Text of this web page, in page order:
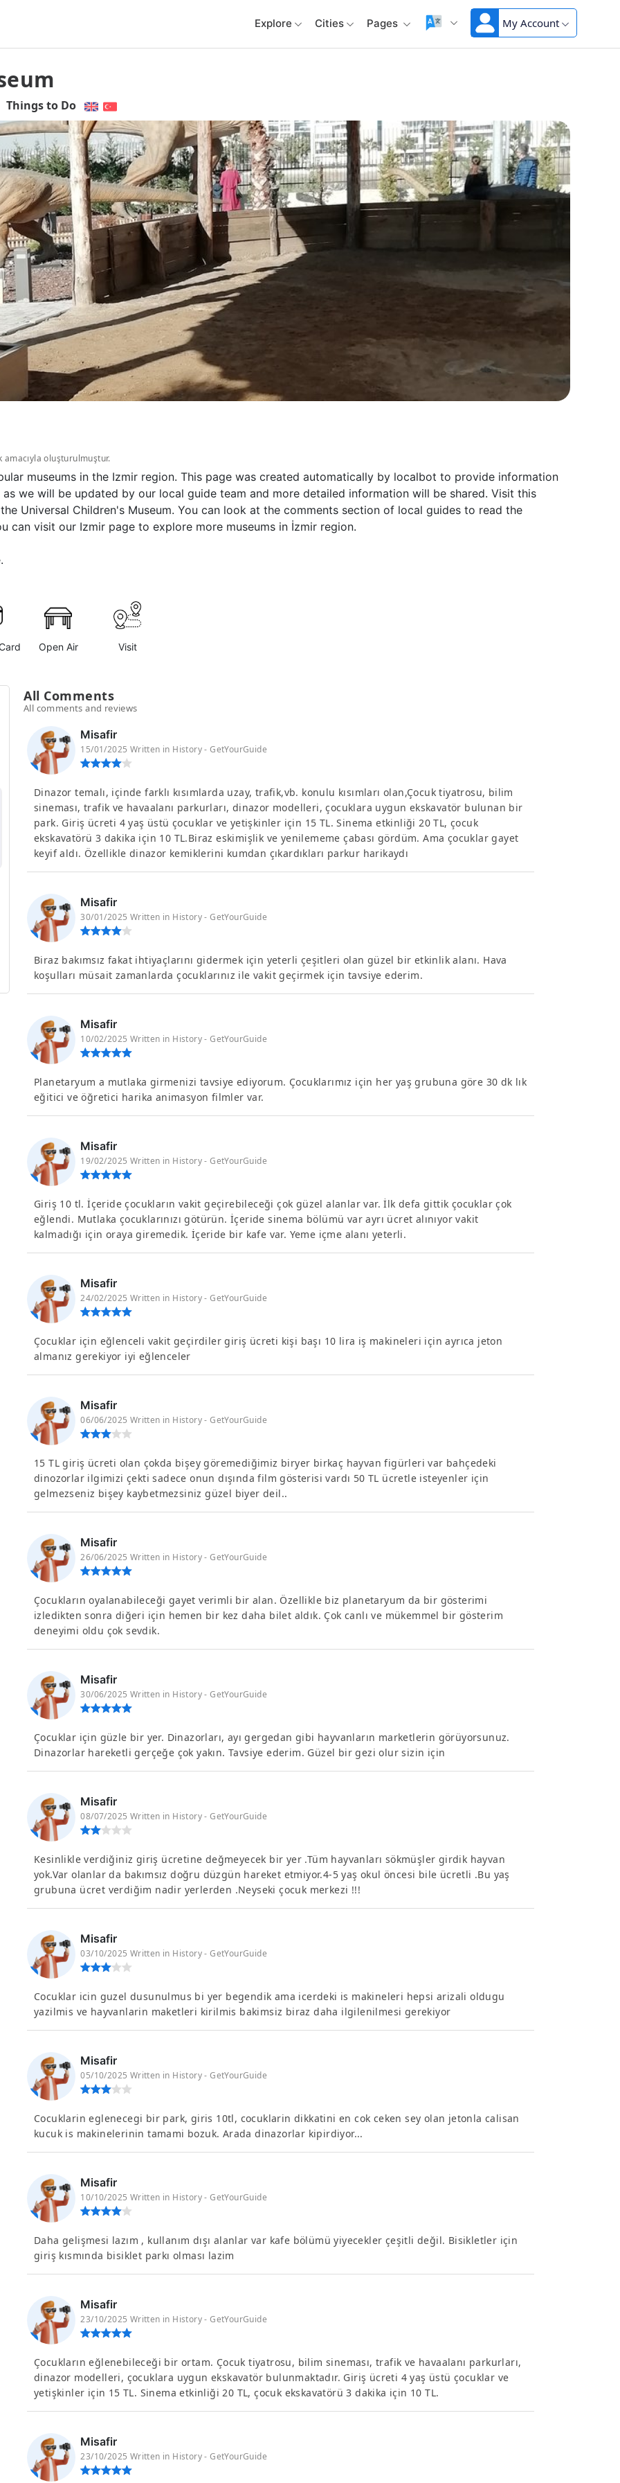
Explore Cities Pages My Account
Things to Do
oluşturulmuştur.
museums in the Izmir region. This page was created automatically by localbot to provide information
we will be updated by our local guide team and more detailed information will be shared. Visit this
Universal Children's Museum. You can look at the comments section of local guides to read the
can visit our Izmir page to explore more museums in İzmir region.
Open Air Visit
All Comments
All comments and reviews
Misafir
15/01/2025 Written in History - GetYourGuide
Dinazor temalı, içinde farklı kısımlarda uzay, trafik,vb. konulu kısımları olan,Çocuk tiyatrosu, bilim
sineması, trafik ve havaalanı parkurları, dinazor modelleri, çocuklara uygun ekskavatör bulunan bir
park. Giriş ücreti 4 yaş üstü çocuklar ve yetişkinler için 15 TL. Sinema etkinliği 20 TL, çocuk
ekskavatörü 3 dakika için 10 TL.Biraz eskimişlik ve yenilememe çabası gördüm. Ama çocuklar gayet
keyif aldı. Özellikle dinazor kemiklerini kumdan çıkardıkları parkur harikaydı
Misafir
30/01/2025 Written in History - GetYourGuide
Biraz bakımsız fakat ihtiyaçlarını gidermek için yeterli çeşitleri olan güzel bir etkinlik alanı. Hava
koşulları müsait zamanlarda çocuklarınız ile vakit geçirmek için tavsiye ederim.
Misafir
10/02/2025 Written in History - GetYourGuide
Planetaryum a mutlaka girmenizi tavsiye ediyorum. Çocuklarımız için her yaş grubuna göre 30 dk lık
eğitici ve öğretici harika animasyon filmler var.
Misafir
19/02/2025 Written in History - GetYourGuide
Giriş 10 tl. İçeride çocukların vakit geçirebileceği çok güzel alanlar var. İlk defa gittik çocuklar çok
eğlendi. Mutlaka çocuklarınızı götürün. İçeride sinema bölümü var ayrı ücret alınıyor vakit
kalmadığı için oraya giremedik. İçeride bir kafe var. Yeme içme alanı yeterli.
Misafir
24/02/2025 Written in History - GetYourGuide
Çocuklar için eğlenceli vakit geçirdiler giriş ücreti kişi başı 10 lira iş makineleri için ayrıca jeton
almanız gerekiyor iyi eğlenceler
Misafir
06/06/2025 Written in History - GetYourGuide
15 TL giriş ücreti olan çokda bişey göremediğimiz biryer birkaç hayvan figürleri var bahçedeki
dinozorlar ilgimizi çekti sadece onun dışında film gösterisi vardı 50 TL ücretle isteyenler için
gelmezseniz bişey kaybetmezsiniz güzel biyer deil..
Misafir
26/06/2025 Written in History - GetYourGuide
Çocukların oyalanabileceği gayet verimli bir alan. Özellikle biz planetaryum da bir gösterimi
izledikten sonra diğeri için hemen bir kez daha bilet aldık. Çok canlı ve mükemmel bir gösterim
deneyimi oldu çok sevdik.
Misafir
30/06/2025 Written in History - GetYourGuide
Çocuklar için güzle bir yer. Dinazorları, ayı gergedan gibi hayvanların marketlerin görüyorsunuz.
Dinazorlar hareketli gerçeğe çok yakın. Tavsiye ederim. Güzel bir gezi olur sizin için
Misafir
08/07/2025 Written in History - GetYourGuide
Kesinlikle verdiğiniz giriş ücretine değmeyecek bir yer .Tüm hayvanları sökmüşler girdik hayvan
yok.Var olanlar da bakımsız doğru düzgün hareket etmiyor.4-5 yaş okul öncesi bile ücretli .Bu yaş
grubuna ücret verdiğim nadir yerlerden .Neyseki çocuk merkezi !!!
Misafir
03/10/2025 Written in History - GetYourGuide
Cocuklar icin guzel dusunulmus bi yer begendik ama icerdeki is makineleri hepsi arizali oldugu
yazilmis ve hayvanlarin maketleri kirilmis bakimsiz biraz daha ilgilenilmesi gerekiyor
Misafir
05/10/2025 Written in History - GetYourGuide
Cocuklarin eglenecegi bir park, giris 10tl, cocuklarin dikkatini en cok ceken sey olan jetonla calisan
kucuk is makinelerinin tamami bozuk. Arada dinazorlar kipirdiyor...
Misafir
10/10/2025 Written in History - GetYourGuide
Daha gelişmesi lazım , kullanım dışı alanlar var kafe bölümü yiyecekler çeşitli değil. Bisikletler için
giriş kısmında bisiklet parkı olması lazim
Misafir
23/10/2025 Written in History - GetYourGuide
Çocukların eğlenebileceği bir ortam. Çocuk tiyatrosu, bilim sineması, trafik ve havaalanı parkurları,
dinazor modelleri, çocuklara uygun ekskavatör bulunmaktadır. Giriş ücreti 4 yaş üstü çocuklar ve
yetişkinler için 15 TL. Sinema etkinliği 20 TL, çocuk ekskavatörü 3 dakika için 10 TL.
Misafir
23/10/2025 Written in History - GetYourGuide